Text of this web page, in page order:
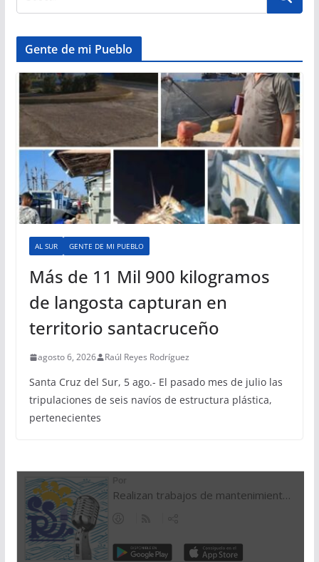
Gente de mi Pueblo
AL SUR GENTE DE MI PUEBLO
Más de 11 Mil 900 kilogramos
de langosta capturan en
territorio santacruceño
agosto 6, 2026 Raúl Reyes Rodríguez
Santa Cruz del Sur, 5 ago.- El pasado mes de julio las
tripulaciones de seis navíos de estructura plástica,
pertenecientes